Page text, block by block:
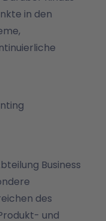
in den
Business
des
und